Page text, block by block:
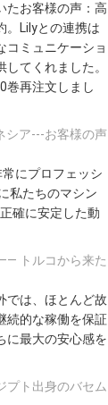
たお客様の声：高
。Lilyとの連携は
コミュニケーショ
てくれました。
巻再注文しまし
シア---お客様の声
にプロフェッシ
私たちのマシン
確に安定した動
トルコから来た
では、ほとんど故
続的な稼働を保証
に最大の安心感を
プト出身のバセム